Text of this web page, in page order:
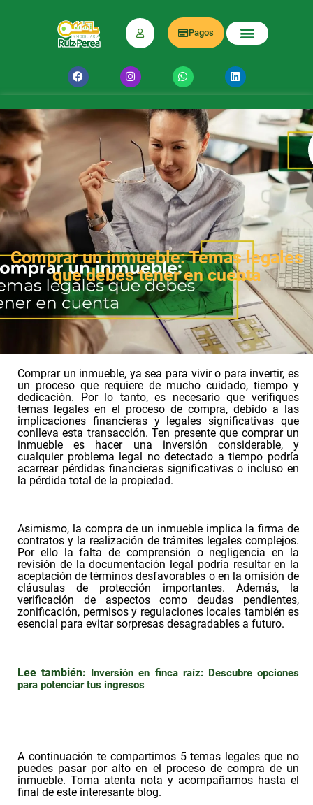
Pagos
Comprar un inmueble: Temas legales
que debes tener en cuenta
Comprar un inmueble, ya sea para vivir o para invertir, es
un proceso que requiere de mucho cuidado, tiempo y
dedicación. Por lo tanto, es necesario que verifiques
temas legales en el proceso de compra, debido a las
implicaciones financieras y legales significativas que
conlleva esta transacción. Ten presente que comprar un
inmueble es hacer una inversión considerable, y
cualquier problema legal no detectado a tiempo podría
acarrear pérdidas financieras significativas o incluso en
la pérdida total de la propiedad.
Asimismo, la compra de un inmueble implica la firma de
contratos y la realización de trámites legales complejos.
Por ello la falta de comprensión o negligencia en la
revisión de la documentación legal podría resultar en la
aceptación de términos desfavorables o en la omisión de
cláusulas de protección importantes. Además, la
verificación de aspectos como deudas pendientes,
zonificación, permisos y regulaciones locales también es
esencial para evitar sorpresas desagradables a futuro.
Lee también: Inversión en finca raíz: Descubre opciones
para potenciar tus ingresos
A continuación te compartimos 5 temas legales que no
puedes pasar por alto en el proceso de compra de un
inmueble. Toma atenta nota y acompañamos hasta el
final de este interesante blog.